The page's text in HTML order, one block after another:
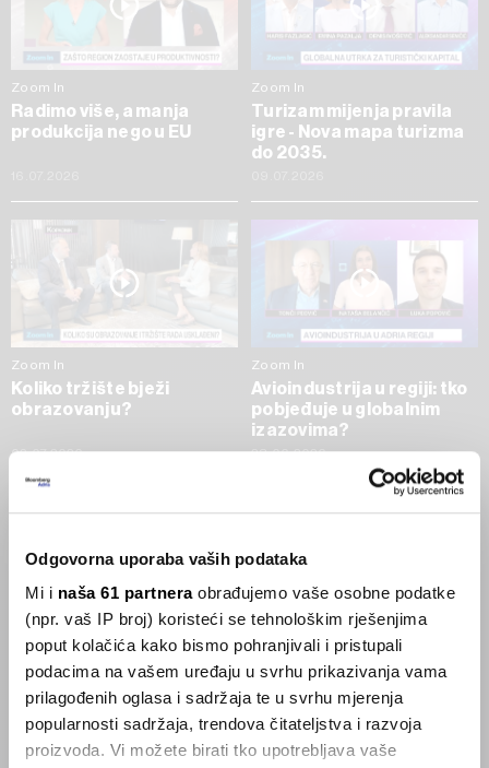
Odgovorna uporaba vaših podataka
Mi i naša 61 partneraobrađujemo vaše osobne podatke
(npr. vaš IP broj) koristeći se tehnološkim rješenjima
poput kolačića kako bismo pohranjivali i pristupali
podacima na vašem uređaju u svrhu prikazivanja vama
prilagođenih oglasa i sadržaja te u svrhu mjerenja
popularnosti sadržaja, trendova čitateljstva i razvoja
proizvoda. Vi možete birati tko upotrebljava vaše
Zoom In
Radimo više, a manja
produkcija nego u EU
Zoom In
Turizam mijenja pravila
igre - Nova mapa turizma
do 2035.
Zoom In
Koliko tržište bježi
obrazovanju?
02.07.2026
Zoom In
Avioindustrija u regiji: tko
pobjeđuje u globalnim
izazovima?
23.06.2026
SVE VIJESTI IZ RUBRIKE ZOOM IN
Businessweek Adria
Korisnici GLP-1 lijekova mršave,
ekonomija se deblja
Visok trošak selidbe kompanija iz Kine